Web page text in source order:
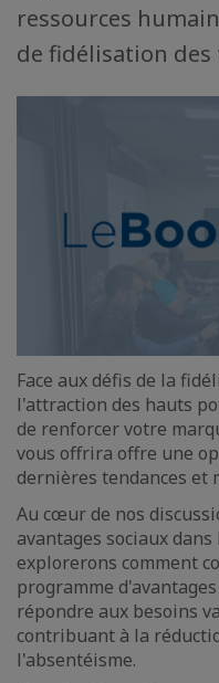
ressources
de fidélisation des
Face aux défis de la
l'attraction des hauts
de renforcer votre
vous offrira offre une
dernières tendances et
Au cœur de nos
avantages sociaux
explorerons comment
programme
répondre aux besoins
contribuant à la
l'absentéisme.